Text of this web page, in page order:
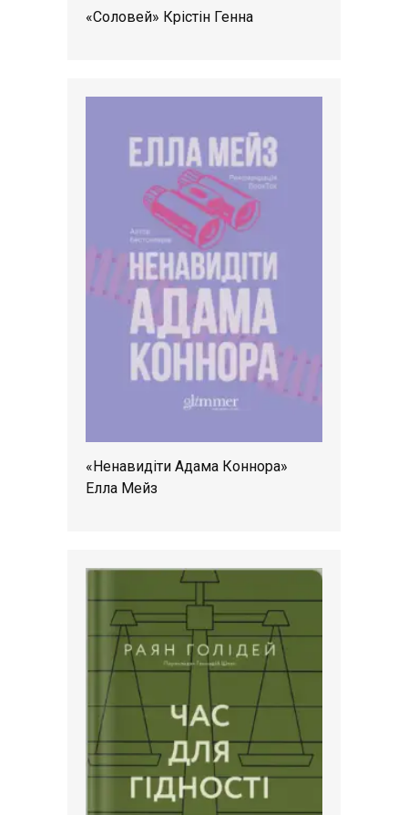
«Соловей» Крістін Генна
«Ненавидіти Адама Коннора»
Елла Мейз